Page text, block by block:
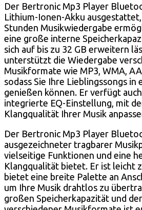
Der Bertronic Mp3 Player
Lithium-Ionen-Akku ausgestattet,
Stunden Musikwiedergabe
eine große interne
sich auf bis zu 32 GB erweitern
unterstützt die Wiedergabe
Musikformate wie MP3, WMA,
sodass Sie Ihre Lieblingssongs
genießen können. Er verfügt
integrierte EQ-Einstellung, mit
Klangqualität Ihrer Musik
Der Bertronic Mp3 Player
ausgezeichneter tragbarer
vielseitige Funktionen und eine
Klangqualität bietet. Er ist leicht
bietet eine breite Palette an
um Ihre Musik drahtlos zu
großen Speicherkapazität und